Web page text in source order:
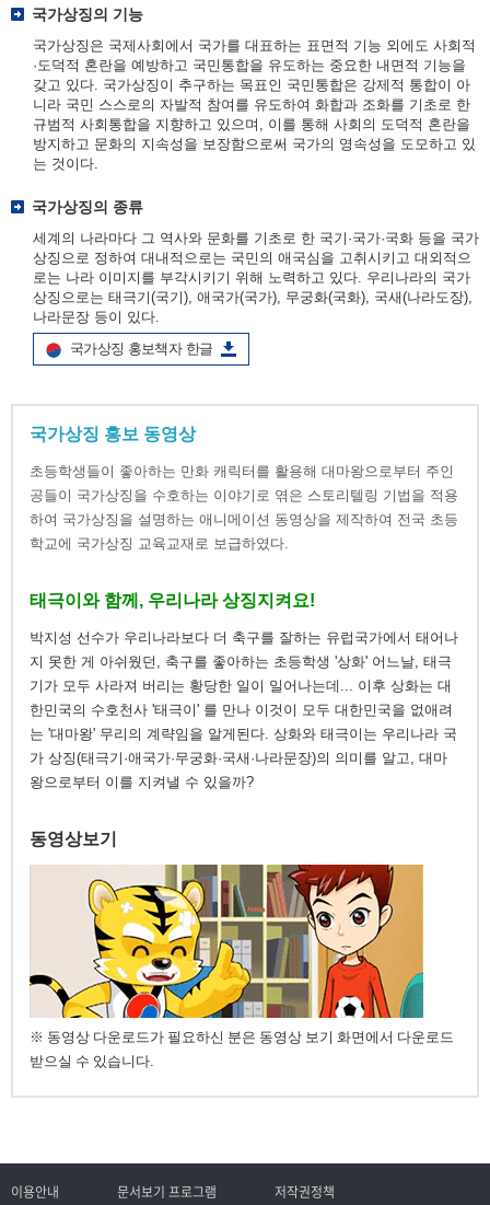
국가상징의 기능
국가상징은 국제사회에서 국가를 대표하는 표면적 기능 외에도 사회적
·도덕적 혼란을 예방하고 국민통합을 유도하는 중요한 내면적 기능을
갖고 있다. 국가상징이 추구하는 목표인 국민통합은 강제적 통합이 아
니라 국민 스스로의 자발적 참여를 유도하여 화합과 조화를 기초로 한
규범적 사회통합을 지향하고 있으며, 이를 통해 사회의 도덕적 혼란을
방지하고 문화의 지속성을 보장함으로써 국가의 영속성을 도모하고 있
는 것이다.
국가상징의 종류
세계의 나라마다 그 역사와 문화를 기초로 한 국기·국가·국화 등을 국가
상징으로 정하여 대내적으로는 국민의 애국심을 고취시키고 대외적으
로는 나라 이미지를 부각시키기 위해 노력하고 있다. 우리나라의 국가
상징으로는 태극기(국기), 애국가(국가), 무궁화(국화), 국새(나라도장),
나라문장 등이 있다.
국가상징 홍보책자 한글
국가상징 홍보 동영상
초등학생들이 좋아하는 만화 캐릭터를 활용해 대마왕으로부터 주인
공들이 국가상징을 수호하는 이야기로 엮은 스토리텔링 기법을 적용
하여 국가상징을 설명하는 애니메이션 동영상을 제작하여 전국 초등
학교에 국가상징 교육교재로 보급하였다.
태극이와 함께, 우리나라 상징지켜요!
박지성 선수가 우리나라보다 더 축구를 잘하는 유럽국가에서 태어나
지 못한 게 아쉬웠던, 축구를 좋아하는 초등학생 '상화' 어느날, 태극
기가 모두 사라져 버리는 황당한 일이 일어나는데... 이후 상화는 대
한민국의 수호천사 '태극이' 를 만나 이것이 모두 대한민국을 없애려
는 '대마왕' 무리의 계략임을 알게된다. 상화와 태극이는 우리나라 국
가 상징(태극기·애국가·무궁화·국새·나라문장)의 의미를 알고, 대마
왕으로부터 이를 지켜낼 수 있을까?
동영상보기
※ 동영상 다운로드가 필요하신 분은 동영상 보기 화면에서 다운로드
받으실 수 있습니다.
이용안내 문서보기 프로그램 저작권정책